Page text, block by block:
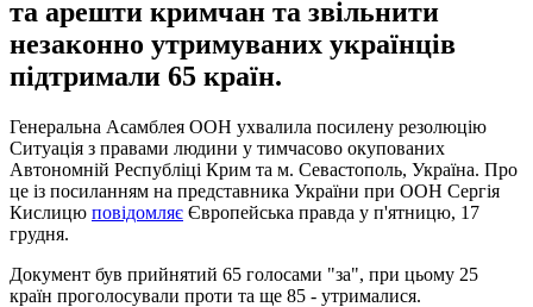
та арешти кримчан та звільнити
незаконно утримуваних українців
підтримали 65 країн.
Генеральна Асамблея ООН ухвалила посилену резолюцію
Ситуація з правами людини у тимчасово окупованих
Автономній Республіці Крим та м. Севастополь, Україна. Про
це із посиланням на представника України при ООН Сергія
Кислицю повідомляє Європейська правда у п'ятницю, 17
грудня.
Документ був прийнятий 65 голосами "за", при цьому 25
країн проголосували проти та ще 85 - утрималися.